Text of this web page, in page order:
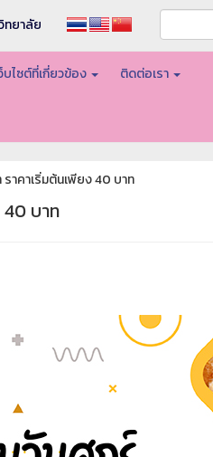
ทยาลัย
บไซต์ที่เกี่ยวข้อง ติดต่อเรา
าคาเริ่มต้นเพียง 40 บาท
40 บาท